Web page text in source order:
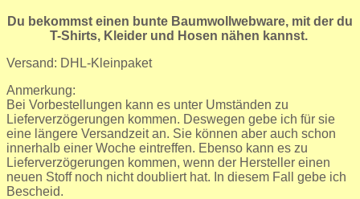
Du bekommst einen bunte Baumwollwebware, mit der du
T-Shirts, Kleider und Hosen nähen kannst.
Versand: DHL-Kleinpaket
Anmerkung:
Bei Vorbestellungen kann es unter Umständen zu
Lieferverzögerungen kommen. Deswegen gebe ich für sie
eine längere Versandzeit an. Sie können aber auch schon
innerhalb einer Woche eintreffen. Ebenso kann es zu
Lieferverzögerungen kommen, wenn der Hersteller einen
neuen Stoff noch nicht doubliert hat. In diesem Fall gebe ich
Bescheid.